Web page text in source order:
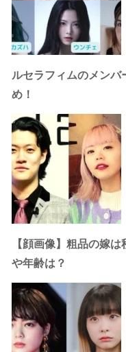
ルセラフィムのメン
め！
【顔画像】粗品の嫁
や年齢は？